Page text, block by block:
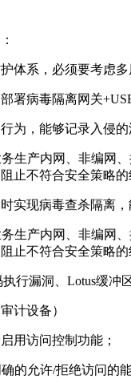
系，必须要考虑多
病毒隔离网关+USB
，能够记录入侵的
产内网、非编网、
止不符合安全策略的
现病毒查杀隔离，
产内网、非编网、
止不符合安全策略的
行漏洞、Lotus缓冲
计设备）
用访问控制功能；
允许/拒绝访问的能